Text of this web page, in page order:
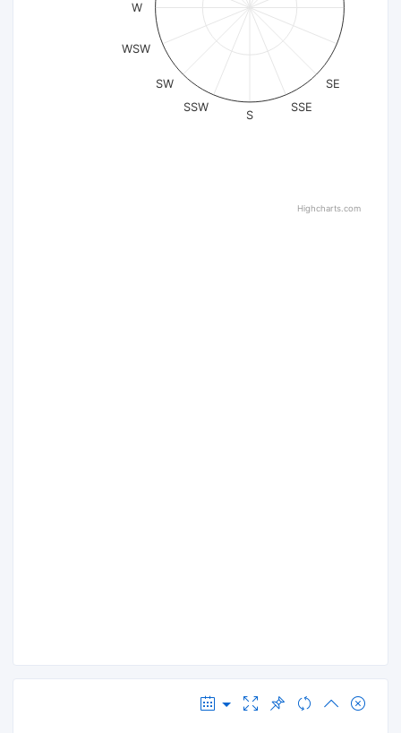
SE
SSE
S
SSW
SW
WSW
W
Highcharts.com